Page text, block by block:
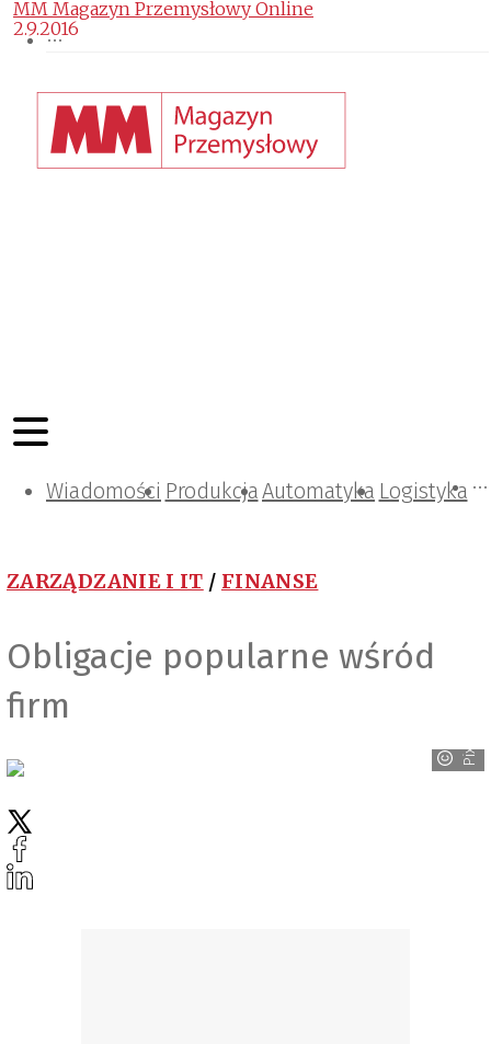
Wiadomości ProdukcjaAutomatyka Logistyka
Projektowanie i konstrukcje
Zarządzanie i IT
Tematy specjalne
ZARZĄDZANIE I IT / FINANSE
Obligacje popularne wśród
firm
PixaBay
MM Magazyn Przemysłowy Online
2.9.2016